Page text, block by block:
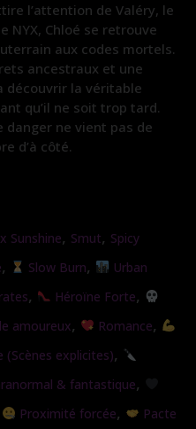
l’attention de Valéry, le
NYX, Chloé se retrouve
aux codes mortels.
ancestraux et une
découvrir la véritable
qu’il ne soit trop tard.
danger ne vient pas de
d’à côté.
Sunshine, Smut, Spicy
, Slow Burn,
Urban
, Héroïne Forte,
amoureux, Romance,
(Scènes explicites),
& fantastique,
Proximité forcée,
Pacte